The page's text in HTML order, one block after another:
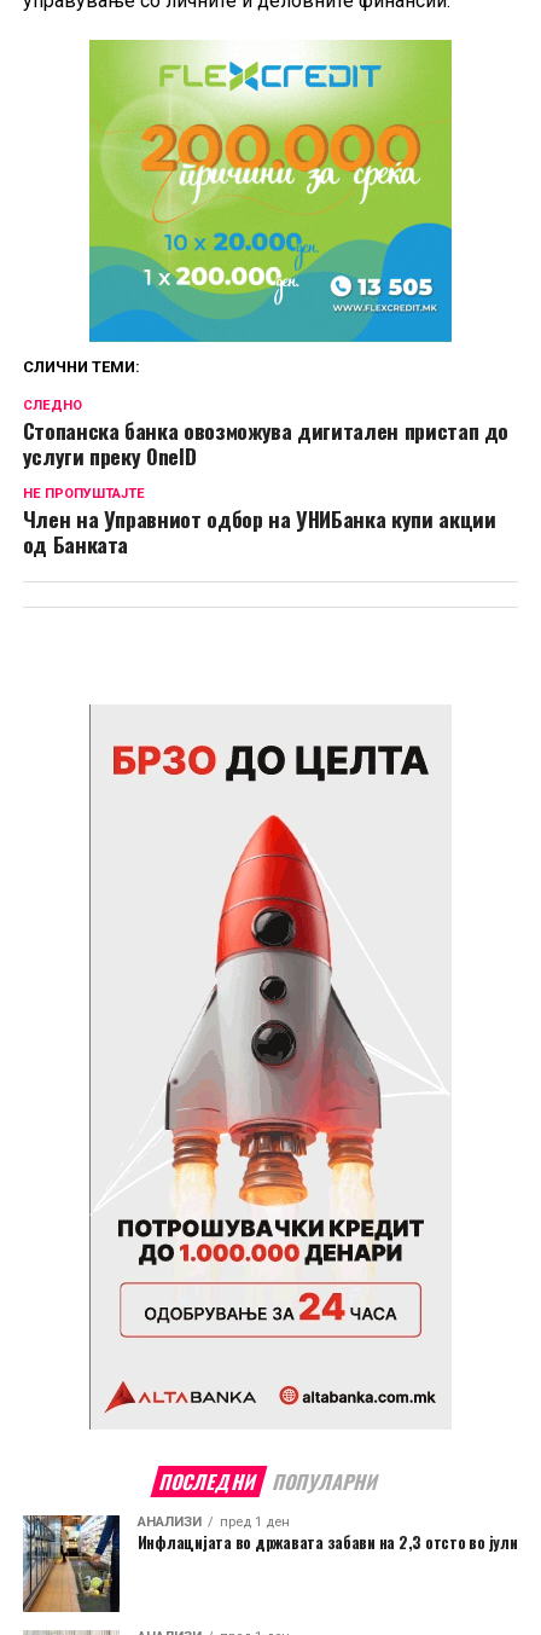
СЛИЧНИ ТЕМИ:
СЛЕДНО
Стопанска банка овозможува дигитален пристап до
услуги преку OneID
НЕ ПРОПУШТАЈТЕ
Член на Управниот одбор на УНИБанка купи акции
од Банката
ПОСЛЕДНИ ПОПУЛАРНИ
АНАЛИЗИ пред 1 ден
Инфлацијата во државата забави на 2,3 отсто во јули